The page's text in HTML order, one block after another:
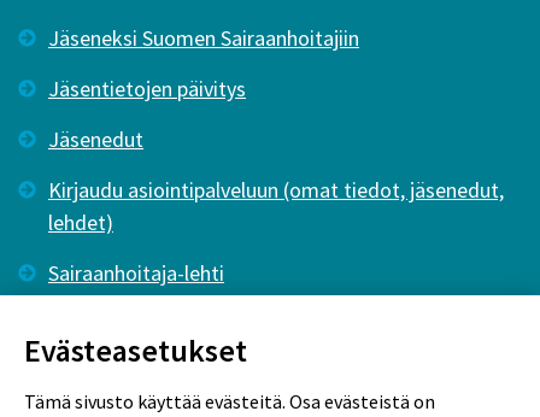
Jäseneksi Suomen Sairaanhoitajiin
Jäsentietojen päivitys
Jäsenedut
Kirjaudu asiointipalveluun (omat tiedot, jäsenedut,
lehdet)
Sairaanhoitaja-lehti
Evästeasetukset
Tämä sivusto käyttää evästeitä. Osa evästeistä on